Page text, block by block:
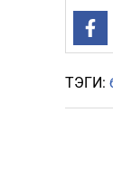
ТЭГИ: